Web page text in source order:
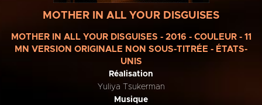
MOTHER IN ALL YOUR DISGUISES
MOTHER IN ALL YOUR DISGUISES - 2016 - COULEUR - 11
MN VERSION ORIGINALE NON SOUS-TITRÉE - ÉTATS-
UNIS
Réalisation
Yuliya Tsukerman
Musique